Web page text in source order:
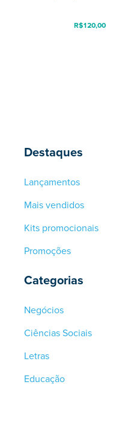
Destaques
Lançamentos
Mais vendidos
Kits promocionais
Promoções
Categorias
Negócios
Ciências Sociais
Letras
Educação
R$120,00